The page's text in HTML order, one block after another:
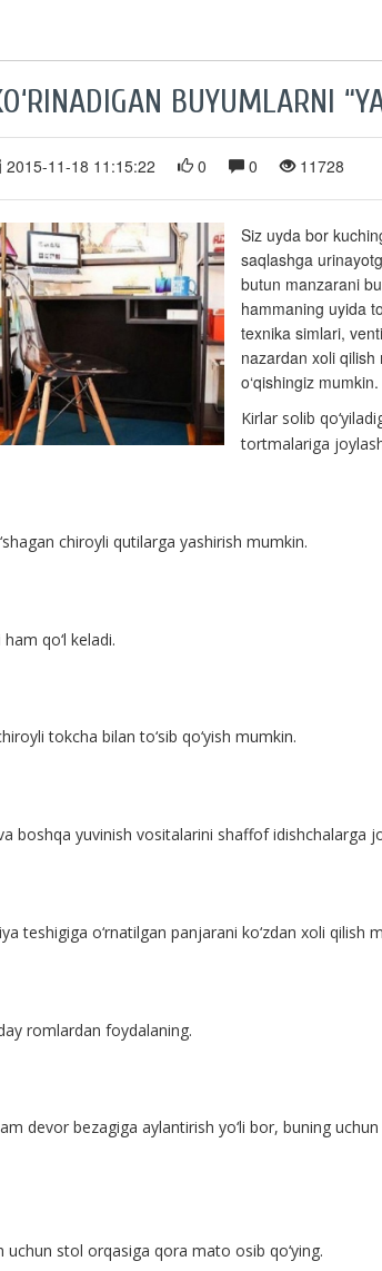
BUYUMLARNI
2015-11-18 11:15:22 0 0 11728
Siz uyda bor
saqlashga
butun manzarani
hammaning uyida
texnika simlari,
nazardan xoli
o‘qishingiz mumkin.
Kirlar solib
tortmalariga
chiroyli qutilarga yashirish mumkin.
qo‘l keladi.
tokcha bilan to‘sib qo‘yish mumkin.
boshqa yuvinish vositalarini shaffof idishchalarga
teshigiga o‘rnatilgan panjarani ko‘zdan xoli qilish
romlardan foydalaning.
devor bezagiga aylantirish yo‘li bor, buning
stol orqasiga qora mato osib qo‘ying.